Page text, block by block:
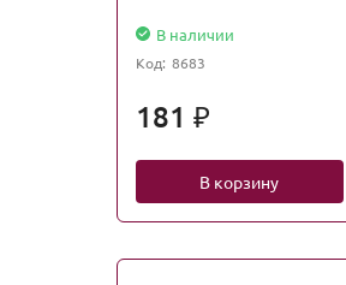
В наличии
Код: 8683
181 ₽
В корзину